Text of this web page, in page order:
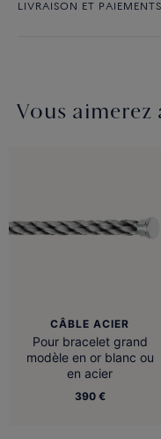
LIVRAISON ET PAIEMENTS
Vous aimerez
CÂBLE ACIER
Pour bracelet grand
modèle en or blanc ou
en acier
390 €